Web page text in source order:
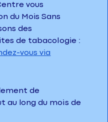
vous
du Mois Sans
des
de tabacologie :
vous via
de
au long du mois de